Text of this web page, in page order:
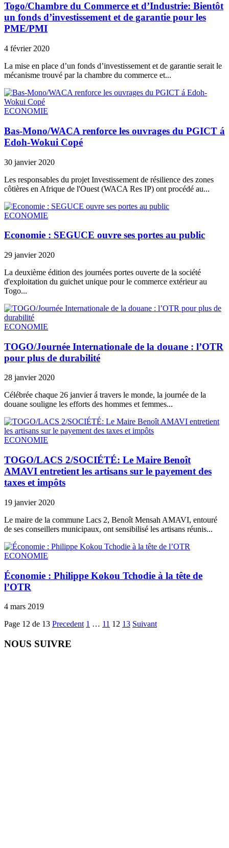
Togo/Chambre du Commerce et d’Industrie: Bientôt
un fonds d’investissement et de garantie pour les
PME/PMI
4 février 2020
La mise en place d’un fonds d’investissement et de garantie serait le
mécanisme trouvé par la chambre du commerce et...
ECONOMIE
Bas-Mono/WACA renforce les ouvrages du PGICT á
Edoh-Wokui Copé
30 janvier 2020
Les responsables du projet Investissement de résilience des zones
côtières en Afrique de l'Ouest (WACA Res IP) ont procédé au...
ECONOMIE
Economie : SEGUCE ouvre ses portes au public
29 janvier 2020
La deuxième édition des journées portes ouverte de la société
d'exploitation du guichet unique pour le commerce extérieur au
Togo...
ECONOMIE
TOGO/Journée Internationale de la douane : l’OTR
pour plus de durabilité
28 janvier 2020
Célébrée chaque 26 janvier á travers le monde, la journée de la
douane souligne les efforts des hommes et femmes...
ECONOMIE
TOGO/LACS 2/SOCIÉTÉ: Le Maire Benoît
AMAVI entretient les artisans sur le payement des
taxes et impôts
19 janvier 2020
Le maire de la commune Lacs 2, Benoît Mensah AMAVI, entouré
de ses conseillers municipaux, ont sensibilisé les artisans réunis...
ECONOMIE
Économie : Philippe Kokou Tchodie à la tête de
l’OTR
4 mars 2019
Page 12 de 13 Precedent 1 … 11 12 13 Suivant
NOUS SUIVRE